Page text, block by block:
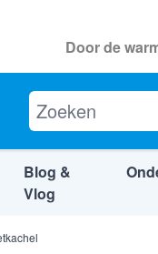
Door de
Blog &
Vlog